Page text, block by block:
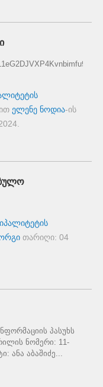
ელენე ნოდია-ის
თარიღი: 04
პასუხს
ნომერი: 11-
ანა აბაშიძე...